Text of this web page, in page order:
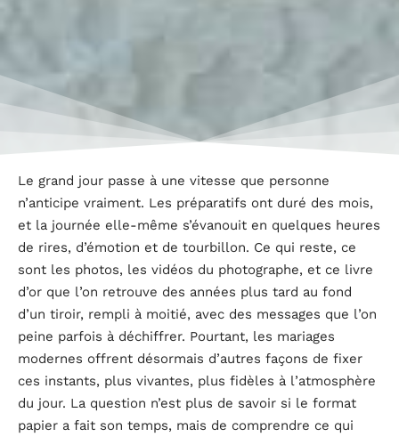
Le grand jour passe à une vitesse que personne
n’anticipe vraiment. Les préparatifs ont duré des mois,
et la journée elle-même s’évanouit en quelques heures
de rires, d’émotion et de tourbillon. Ce qui reste, ce
sont les photos, les vidéos du photographe, et ce livre
d’or que l’on retrouve des années plus tard au fond
d’un tiroir, rempli à moitié, avec des messages que l’on
peine parfois à déchiffrer. Pourtant, les mariages
modernes offrent désormais d’autres façons de fixer
ces instants, plus vivantes, plus fidèles à l’atmosphère
du jour. La question n’est plus de savoir si le format
papier a fait son temps, mais de comprendre ce qui